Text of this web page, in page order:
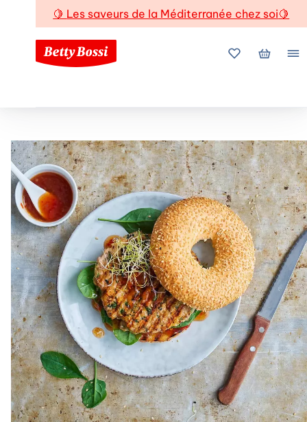
🍋 Les saveurs de la Méditerranée chez soi🍋
Mes favoris
Mon